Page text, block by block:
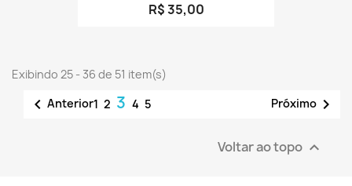
R$ 35,00
Exibindo 25 - 36 de 51 item(s)
 Anterior1 2 3 4 5 Próximo 
Voltar ao topo 